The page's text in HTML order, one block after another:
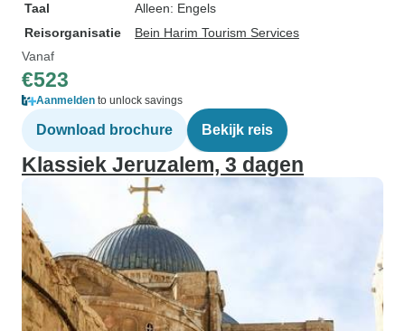
Taal
Alleen: Engels
Reisorganisatie
Bein Harim Tourism Services
Vanaf
€523
Aanmelden to unlock savings
Download brochure Bekijk reis
Klassiek Jeruzalem, 3 dagen